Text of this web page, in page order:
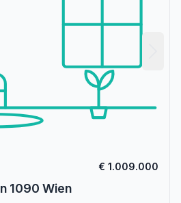
€ 1.009.000
1090 Wien